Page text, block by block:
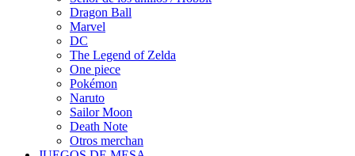
Dragon Ball
Marvel
DC
The Legend of Zelda
One piece
Pokémon
Naruto
Sailor Moon
Death Note
Otros merchan